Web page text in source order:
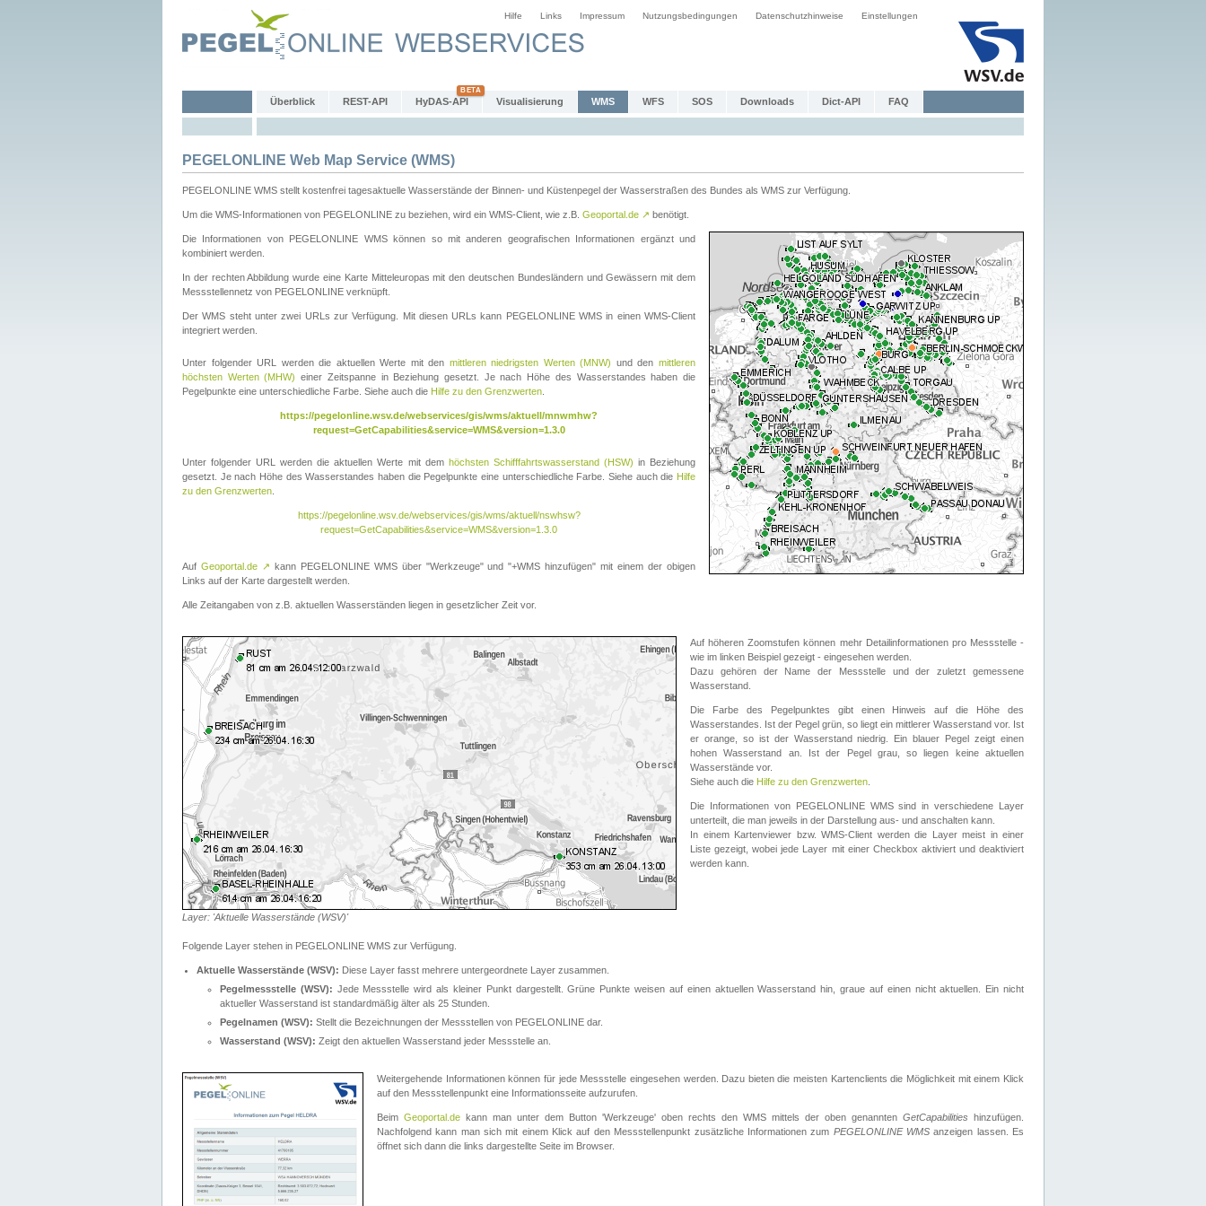
Hilfe Links Impressum Nutzungsbedingungen Datenschutzhinweise Einstellungen
Überblick REST-API HyDAS-API Visualisierung WMS WFS SOS Downloads Dict-API FAQ
PEGELONLINE Web Map Service (WMS)
PEGELONLINE WMS stellt kostenfrei tagesaktuelle Wasserstände der Binnen- und Küstenpegel der Wasserstraßen des Bundes als WMS zur Verfügung.
Um die WMS-Informationen von PEGELONLINE zu beziehen, wird ein WMS-Client, wie z.B. Geoportal.de ↗ benötigt.
Die Informationen von PEGELONLINE WMS können so mit anderen geografischen Informationen ergänzt und
kombiniert werden.
In der rechten Abbildung wurde eine Karte Mitteleuropas mit den deutschen Bundesländern und Gewässern mit dem
Messstellennetz von PEGELONLINE verknüpft.
Der WMS steht unter zwei URLs zur Verfügung. Mit diesen URLs kann PEGELONLINE WMS in einen WMS-Client
integriert werden.
Unter folgender URL werden die aktuellen Werte mit den mittleren niedrigsten Werten (MNW) und denmittleren
höchsten Werten (MHW) einer Zeitspanne in Beziehung gesetzt. Je nach Höhe des Wasserstandes haben die
Pegelpunkte eine unterschiedliche Farbe. Siehe auch die Hilfe zu den Grenzwerten
https://pegelonline.wsv.de/webservices/gis/wms/aktuell/mnwmhw?
request=GetCapabilities&service=WMS&version=1.3.0
Unter folgender URL werden die aktuellen Werte mit dem höchsten Schifffahrtswasserstand (HSW) in Beziehung
gesetzt. Je nach Höhe des Wasserstandes haben die Pegelpunkte eine unterschiedliche Farbe. Siehe auch die Hilfe
zu den Grenzwerten
https://pegelonline.wsv.de/webservices/gis/wms/aktuell/nswhsw?
request=GetCapabilities&service=WMS&version=1.3.0
Auf Geoportal.de ↗ kann PEGELONLINE WMS über "Werkzeuge" und "+WMS hinzufügen" mit einem der obigen
Links auf der Karte dargestellt werden.
Alle Zeitangaben von z.B. aktuellen Wasserständen liegen in gesetzlicher Zeit vor.
Layer: 'Aktuelle Wasserstände (WSV)'
Auf höheren Zoomstufen können mehr Detailinformationen pro Messstelle -
wie im linken Beispiel gezeigt - eingesehen werden.
Dazu gehören der Name der Messstelle und der zuletzt gemessene
Wasserstand.
Die Farbe des Pegelpunktes gibt einen Hinweis auf die Höhe des
Wasserstandes. Ist der Pegel grün, so liegt ein mittlerer Wasserstand vor. Ist
er orange, so ist der Wasserstand niedrig. Ein blauer Pegel zeigt einen
hohen Wasserstand an. Ist der Pegel grau, so liegen keine aktuellen
Wasserstände vor.
Siehe auch die Hilfe zu den Grenzwerten
Die Informationen von PEGELONLINE WMS sind in verschiedene Layer
unterteilt, die man jeweils in der Darstellung aus- und anschalten kann.
In einem Kartenviewer bzw. WMS-Client werden die Layer meist in einer
Liste gezeigt, wobei jede Layer mit einer Checkbox aktiviert und deaktiviert
werden kann.
Folgende Layer stehen in PEGELONLINE WMS zur Verfügung.
Aktuelle Wasserstände (WSV): Diese Layer fasst mehrere untergeordnete Layer zusammen.
Pegelmessstelle (WSV): Jede Messstelle wird als kleiner Punkt dargestellt. Grüne Punkte weisen auf einen aktuellen Wasserstand hin, graue auf einen nicht aktuellen. Ein nicht
aktueller Wasserstand ist standardmäßig älter als 25 Stunden.
Pegelnamen (WSV): Stellt die Bezeichnungen der Messstellen von PEGELONLINE dar.
Wasserstand (WSV): Zeigt den aktuellen Wasserstand jeder Messstelle an.
Weitergehende Informationen können für jede Messstelle eingesehen werden. Dazu bieten die meisten Kartenclients die Möglichkeit mit einem Klick
auf den Messstellenpunkt eine Informationsseite aufzurufen.
Beim Geoportal.de kann man unter dem Button 'Werkzeuge' oben rechts den WMS mittels der oben genannten GetCapabilities hinzufügen.
Nachfolgend kann man sich mit einem Klick auf den Messstellenpunkt zusätzliche Informationen zum PEGELONLINE WMSanzeigen lassen. Es
öffnet sich dann die links dargestellte Seite im Browser.